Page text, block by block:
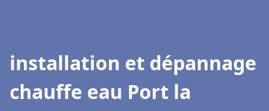
installation et dépannage
chauffe eau Port la